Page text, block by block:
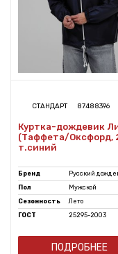
СТАНДАРТ 87488396
Куртка-дождевик
(Таффета/Оксфорд,
т.синий
Бренд
Русский
Пол
Мужской
Сезонность
Лето
ГОСТ
25295-2003
ПОДРОБНЕЕ